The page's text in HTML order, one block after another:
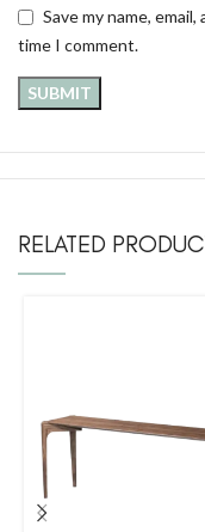
Save my name,
time I comment.
RELATED